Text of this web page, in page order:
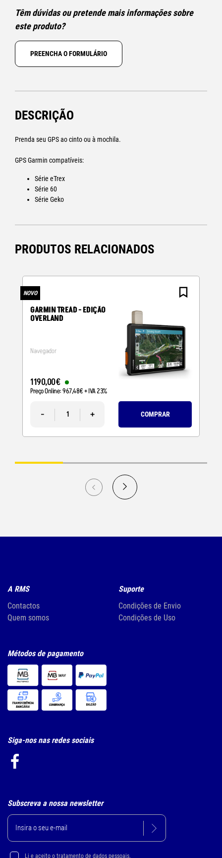
Têm dúvidas ou pretende mais informações sobre
este produto?
PREENCHA O FORMULÁRIO
DESCRIÇÃO
Prenda seu GPS ao cinto ou à mochila.
GPS Garmin compatíveis:
Série eTrex
Série 60
Série Geko
PRODUTOS RELACIONADOS
NOVO
GARMIN TREAD - EDIÇÃO
OVERLAND
Navegador
1190,00€
Preço Online:967,48€+ IVA 23%
- + COMPRAR
A RMS
Contactos
Quem somos
Suporte
Condições de Envio
Condições de Uso
Métodos de pagamento
Siga-nos nas redes sociais
Subscreva a nossa newsletter
Li e aceito o tratamento de dados pessoais.